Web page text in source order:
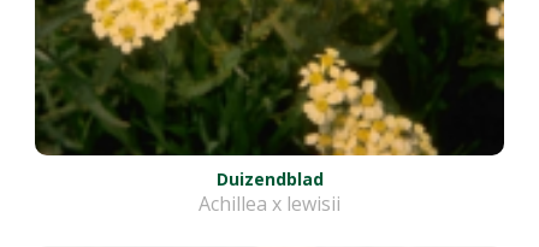
Duizendblad
Achillea x lewisii